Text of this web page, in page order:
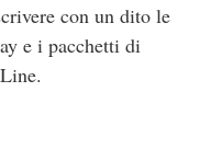
con un dito le
e i pacchetti di